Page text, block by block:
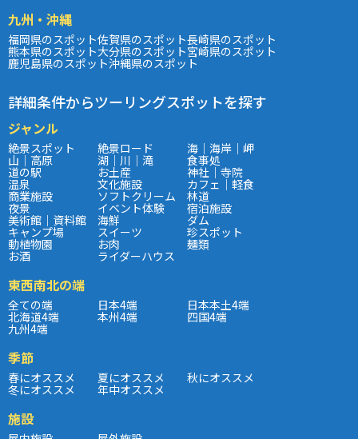
九州・沖縄
福岡県のスポット佐賀県のスポット長崎県のスポット
熊本県のスポット大分県のスポット宮崎県のスポット
鹿児島県のスポット沖縄県のスポット
詳細条件からツーリングスポットを探す
ジャンル
絶景スポット 絶景ロード 海｜海岸｜岬
山｜高原 湖｜川｜滝 食事処
道の駅 お土産 神社｜寺院
温泉 文化施設 カフェ｜軽食
商業施設 ソフトクリーム 林道
夜景 イベント体験 宿泊施設
美術館｜資料館 海鮮 ダム
キャンプ場 スイーツ 珍スポット
動植物園 お肉 麺類
お酒 ライダーハウス
東西南北の端
全ての端 日本4端 日本本土4端
北海道4端 本州4端 四国4端
九州4端
季節
春にオススメ 夏にオススメ 秋にオススメ
冬にオススメ 年中オススメ
施設